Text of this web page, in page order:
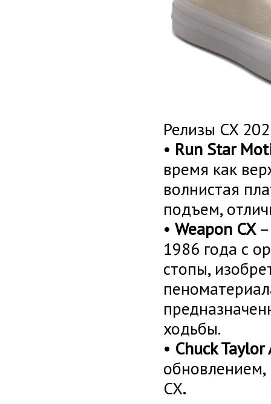
Релизы CX
• Run Star
время как
волнистая
подъем,
• Weapon CX–
1986 года с
стопы,
ходьбы.
• ChuckTaylor
CX.